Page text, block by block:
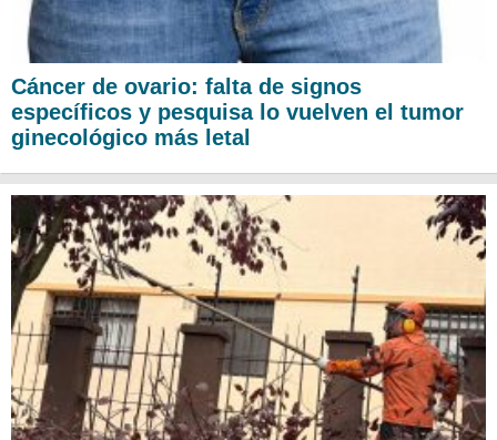
Cáncer de ovario: falta de signos
específicos y pesquisa lo vuelven el tumor
ginecológico más letal